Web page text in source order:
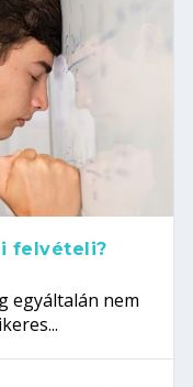
felvételi?
egyáltalán nem